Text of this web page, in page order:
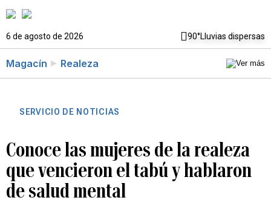
6 de agosto de 2026 90°Lluvias dispersas
Magacín Realeza
SERVICIO DE NOTICIAS
Conoce las mujeres de la realeza
que vencieron el tabú y hablaron
de salud mental